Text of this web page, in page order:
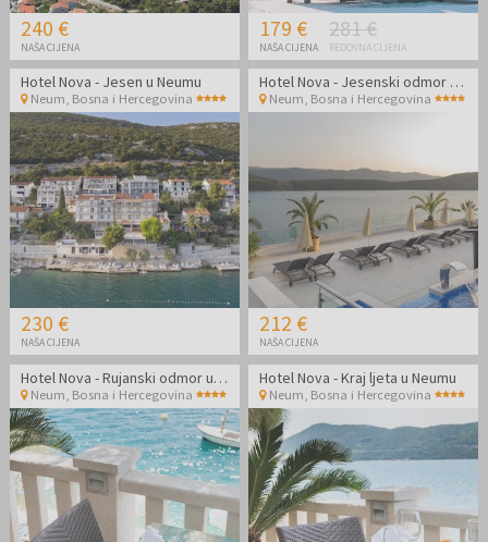
240 €
NAŠA CIJENA
179 €
NAŠA CIJENA
281 €
REDOVNA CIJENA
Hotel Nova - Jesen u Neumu
Neum, Bosna i Hercegovina
230 €
NAŠA CIJENA
Hotel Nova - Jesenski odmor u Neumu
Neum, Bosna i Hercegovina
212 €
NAŠA CIJENA
Hotel Nova - Rujanski odmor u Neumu
Neum, Bosna i Hercegovina
Hotel Nova - Kraj ljeta u Neumu
Neum, Bosna i Hercegovina